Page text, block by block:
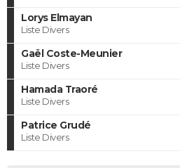
Lorys Elmayan
Liste Divers
Gaël Coste-Meunier
Liste Divers
Hamada Traoré
Liste Divers
Patrice Grudé
Liste Divers